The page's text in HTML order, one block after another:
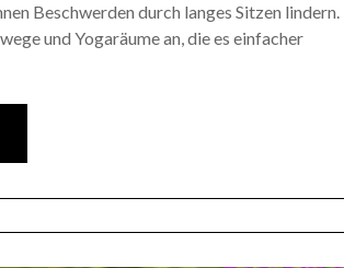
Beschwerden durch langes Sitzen lindern.
und Yogaräume an, die es einfacher